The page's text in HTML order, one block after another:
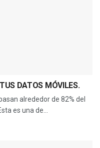
DATOS MÓVILES.
alrededor de 82% del
es una de...